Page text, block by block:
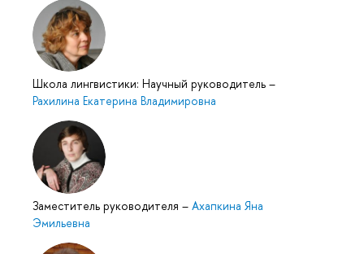
Школа лингвистики: Научный руководитель –
Рахилина Екатерина Владимировна
Заместитель руководителя – Ахапкина Яна
Эмильевна